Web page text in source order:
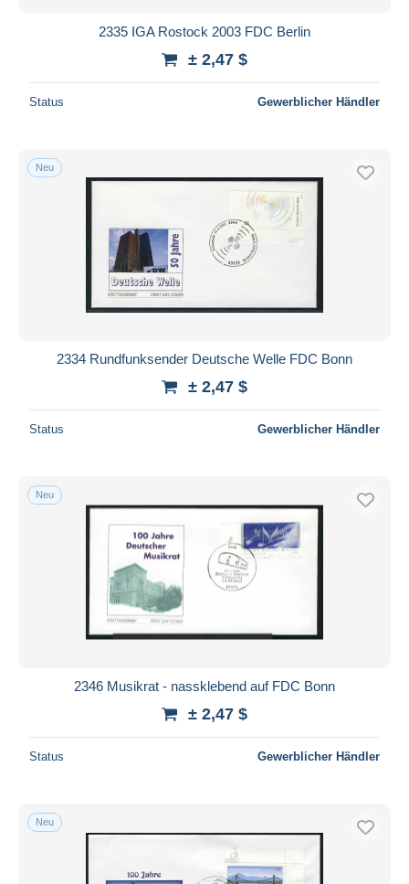
2335 IGA Rostock 2003 FDC Berlin
± 2,47 $
Status Gewerblicher Händler
Neu
2334 Rundfunksender Deutsche Welle FDC Bonn
± 2,47 $
Status Gewerblicher Händler
Neu
2346 Musikrat - nassklebend auf FDC Bonn
± 2,47 $
Status Gewerblicher Händler
Neu